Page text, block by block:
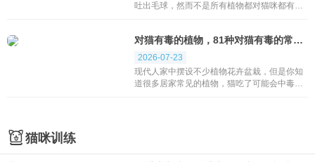
吐出毛球，然而不是所有植物都对猫咪都有
植物，让猫咪中毒，甚...
对猫有毒的植物，81种对猫有毒的常见植物
2026-07-23
现代人家中摆设不少植物花卉盆栽，但是你知
道很多居家常见的植物，猫吃了可能会中毒
猫咪训练